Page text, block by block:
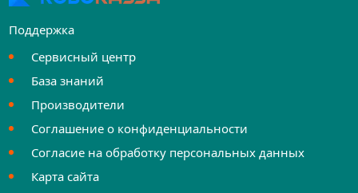
Поддержка
Сервисный центр
База знаний
Производители
Соглашение о конфиденциальности
Согласие на обработку персональных данных
Карта сайта